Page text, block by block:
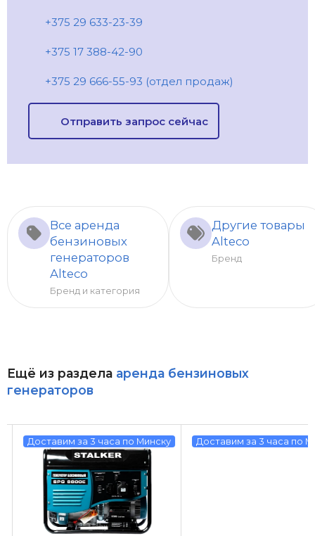
+375 29 633-23-39
+375 17 388-42-90
+375 29 666-55-93 (отдел продаж)
Отправить запрос сейчас
Все аренда
бензиновых
генераторов
Alteco
Бренд и категория
Другие товары
Alteco
Бренд
Ещё из раздела аренда бензиновых
генераторов
Доставим за 3 часа по Минску Доставим за 3 часа по